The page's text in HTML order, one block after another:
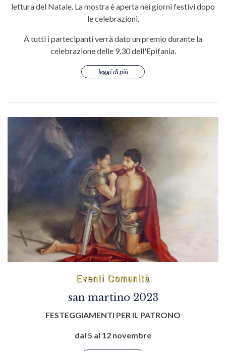
lettura del Natale. La mostra è aperta nei giorni festivi dopo
le celebrazioni.
A tutti i partecipanti verrà dato un premio durante la
celebrazione delle 9.30 dell'Epifania.
leggi di più
Eventi Comunità
san martino 2023
FESTEGGIAMENTI PER IL PATRONO
dal 5 al 12 novembre